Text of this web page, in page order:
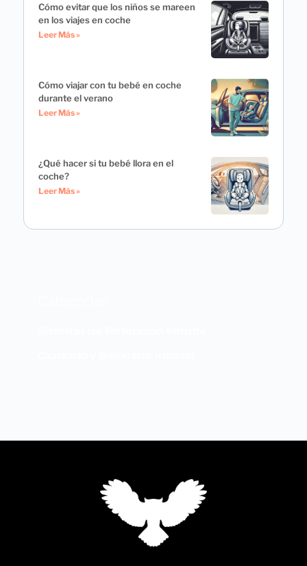
Cómo evitar que los niños se mareen
en los viajes en coche
Leer Más »
Cómo viajar con tu bebé en coche
durante el verano
Leer Más »
¿Qué hacer si tu bebé llora en el
coche?
Leer Más »